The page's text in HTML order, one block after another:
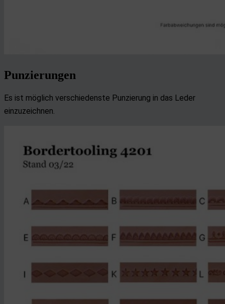
Punzierungen
Es ist möglich verschiedenste Punzierung in das Leder
einzuzeichnen.